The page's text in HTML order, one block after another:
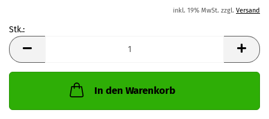
inkl. 19% MwSt. zzgl. Versand
Stk.:
Stk.
In den Warenkorb